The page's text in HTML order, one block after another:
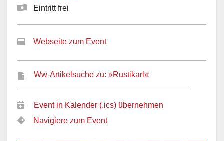
Eintritt frei
Webseite zum Event
Ww-Artikelsuche zu: »Rustikarl«
Event in Kalender (.ics) übernehmen
Navigiere zum Event